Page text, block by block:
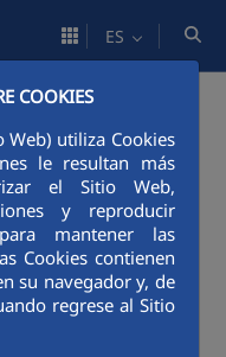
COOKIES
Web) utiliza Cookies
le resultan más
el Sitio Web,
y reproducir
mantener las
Cookies contienen
su navegador y, de
regrese al Sitio
ES
DE
EN OBRA
LINEALES